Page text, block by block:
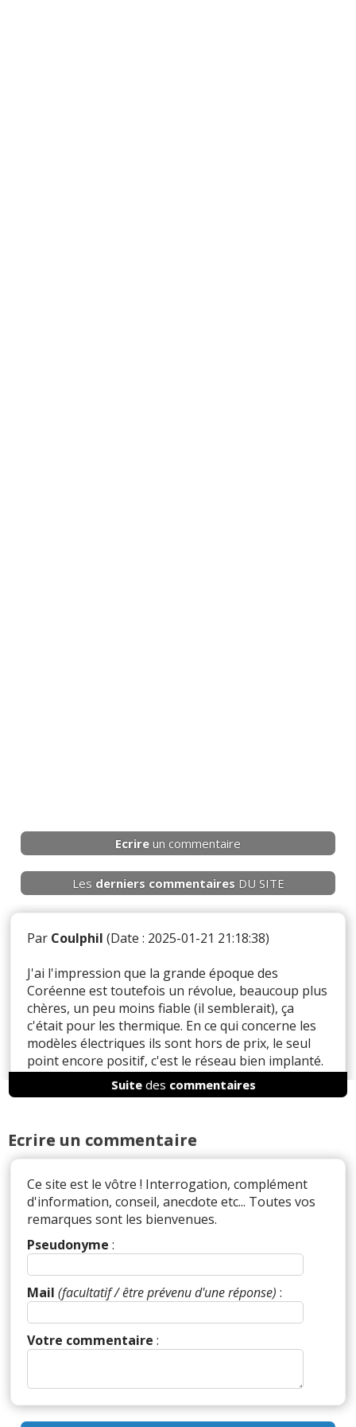
Ecrire un commentaire
Les derniers commentaires DU SITE
Par Coulphil (Date : 2025-01-21 21:18:38)
J'ai l'impression que la grande époque des
Coréenne est toutefois un révolue, beaucoup plus
chères, un peu moins fiable (il semblerait), ça
c'était pour les thermique. En ce qui concerne les
modèles électriques ils sont hors de prix, le seul
point encore positif, c'est le réseau bien implanté.
ParAdmin
ADMINISTRATEUR DU SITE
(2025-01-22 08:28:56) : Le cas des Coréennes est
en effet en suspens ... C'est un cas intéressant qui
reste à dénouer.
Réagir à ce commentaire
(Votre post sera visible sous le commentaire)
ParBug Haty TOP CONTRIBUTEUR(Date :
2025-01-17 16:30:51)
Suitedes commentaires
Ecrire un commentaire
Ce site est le vôtre ! Interrogation, complément
d'information, conseil, anecdote etc... Toutes vos
remarques sont les bienvenues.
Pseudonyme :
Mail (facultatif / être prévenu d'une réponse) :
Votre commentaire :